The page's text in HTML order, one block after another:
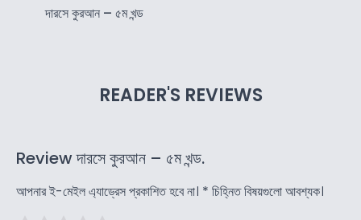
দারসে কুরআন – ৫ম খন্ড
READER'S REVIEWS
Review দারসে কুরআন – ৫ম খন্ড.
আপনার ই-মেইল এ্যাড্রেস প্রকাশিত হবে না। * চিহ্নিত বিষয়গুলো আবশ্যক।